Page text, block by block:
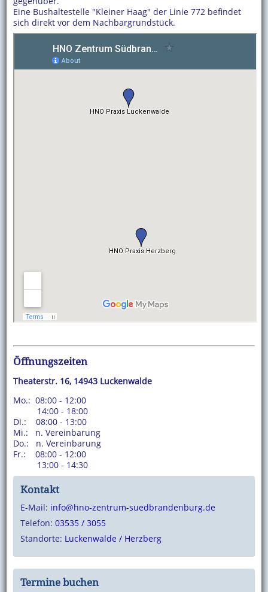
Eine Bushaltestelle "Kleiner Haag" der Linie 772 befindet
sich direkt vor dem Nachbargrundstück.
Öffnungszeiten
Theaterstr. 16, 14943 Luckenwalde
Mo.: 08:00 - 12:00
14:00 - 18:00
Di.: 08:00 - 13:00
Mi.: n. Vereinbarung
Do.: n. Vereinbarung
Fr.: 08:00 - 12:00
13:00 - 14:30
Kontakt
E-Mail: info@hno-zentrum-suedbrandenburg.de
Telefon: 03535 / 3055
Standorte: Luckenwalde / Herzberg
Termine buchen